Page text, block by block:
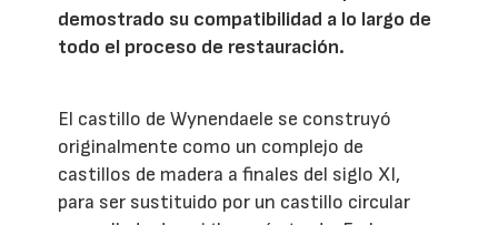
demostrado su compatibilidad a lo largo de
todo el proceso de restauración.
El castillo de Wynendaele se construyó
originalmente como un complejo de
castillos de madera a finales del siglo XI,
para ser sustituido por un castillo circular